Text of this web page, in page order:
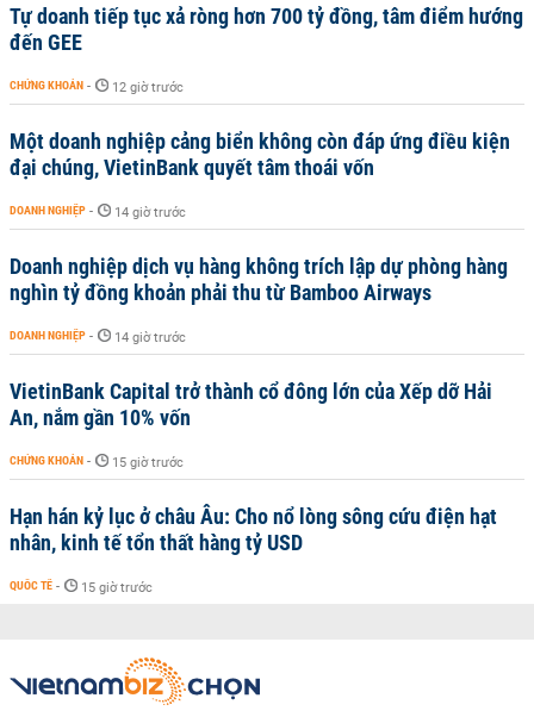
Tự doanh tiếp tục xả ròng hơn 700 tỷ đồng, tâm điểm hướng
đến GEE
CHỨNG KHOÁN - 12 giờ trước
Một doanh nghiệp cảng biển không còn đáp ứng điều kiện
đại chúng, VietinBank quyết tâm thoái vốn
DOANH NGHIỆP - 14 giờ trước
Doanh nghiệp dịch vụ hàng không trích lập dự phòng hàng
nghìn tỷ đồng khoản phải thu từ Bamboo Airways
DOANH NGHIỆP - 14 giờ trước
VietinBank Capital trở thành cổ đông lớn của Xếp dỡ Hải
An, nắm gần 10% vốn
CHỨNG KHOÁN - 15 giờ trước
Hạn hán kỷ lục ở châu Âu: Cho nổ lòng sông cứu điện hạt
nhân, kinh tế tổn thất hàng tỷ USD
QUỐC TẾ - 15 giờ trước